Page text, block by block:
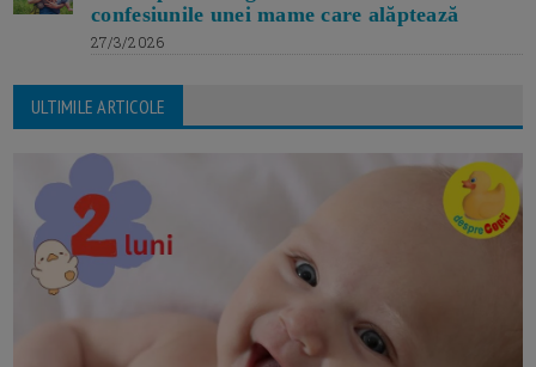
confesiunile unei mame care alăptează
27/3/2026
ULTIMILE ARTICOLE